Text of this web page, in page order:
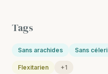
Tags
Sans arachides Sans céleri
Flexitarien +1